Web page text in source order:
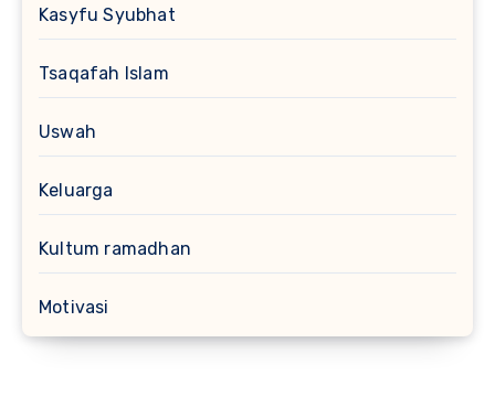
Kasyfu Syubhat
Tsaqafah Islam
Uswah
Keluarga
Kultum ramadhan
Motivasi